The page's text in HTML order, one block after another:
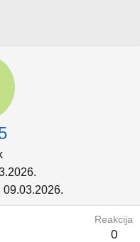
09.03.2026.
Reakcija
0